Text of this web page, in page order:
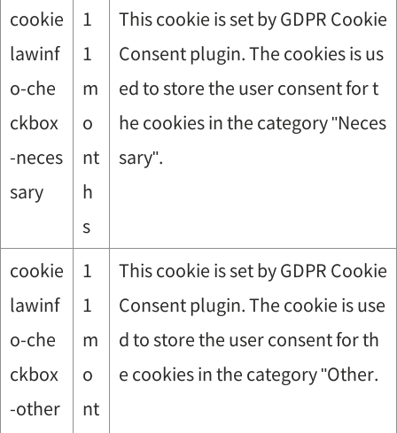
cookie
lawinf
o-che
ckbox
-neces
sary
1
1
m
o
nt
h
s
This cookie is set by GDPR Cookie
Consent plugin. The cookies is us
ed to store the user consent for t
he cookies in the category "Neces
sary".
cookie
lawinf
o-che
ckbox
-other
1
1
m
o
nt
This cookie is set by GDPR Cookie
Consent plugin. The cookie is use
d to store the user consent for th
e cookies in the category "Other.